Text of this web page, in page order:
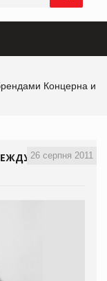
Концерна и
26 серпня 2011